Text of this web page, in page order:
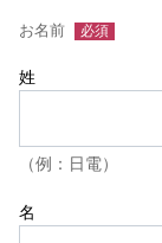
お名前
姓
（例：日電）
名